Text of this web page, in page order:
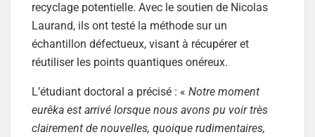
recyclage potentielle. Avec le soutien de Nicolas
Laurand, ils ont testé la méthode sur un
échantillon défectueux, visant à récupérer et
réutiliser les points quantiques onéreux.
L’étudiant doctoral a précisé : « Notre moment
eurêka est arrivé lorsque nous avons pu voir très
clairement de nouvelles, quoique rudimentaires,